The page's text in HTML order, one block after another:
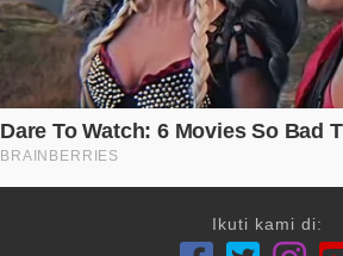
Ikuti kami di: